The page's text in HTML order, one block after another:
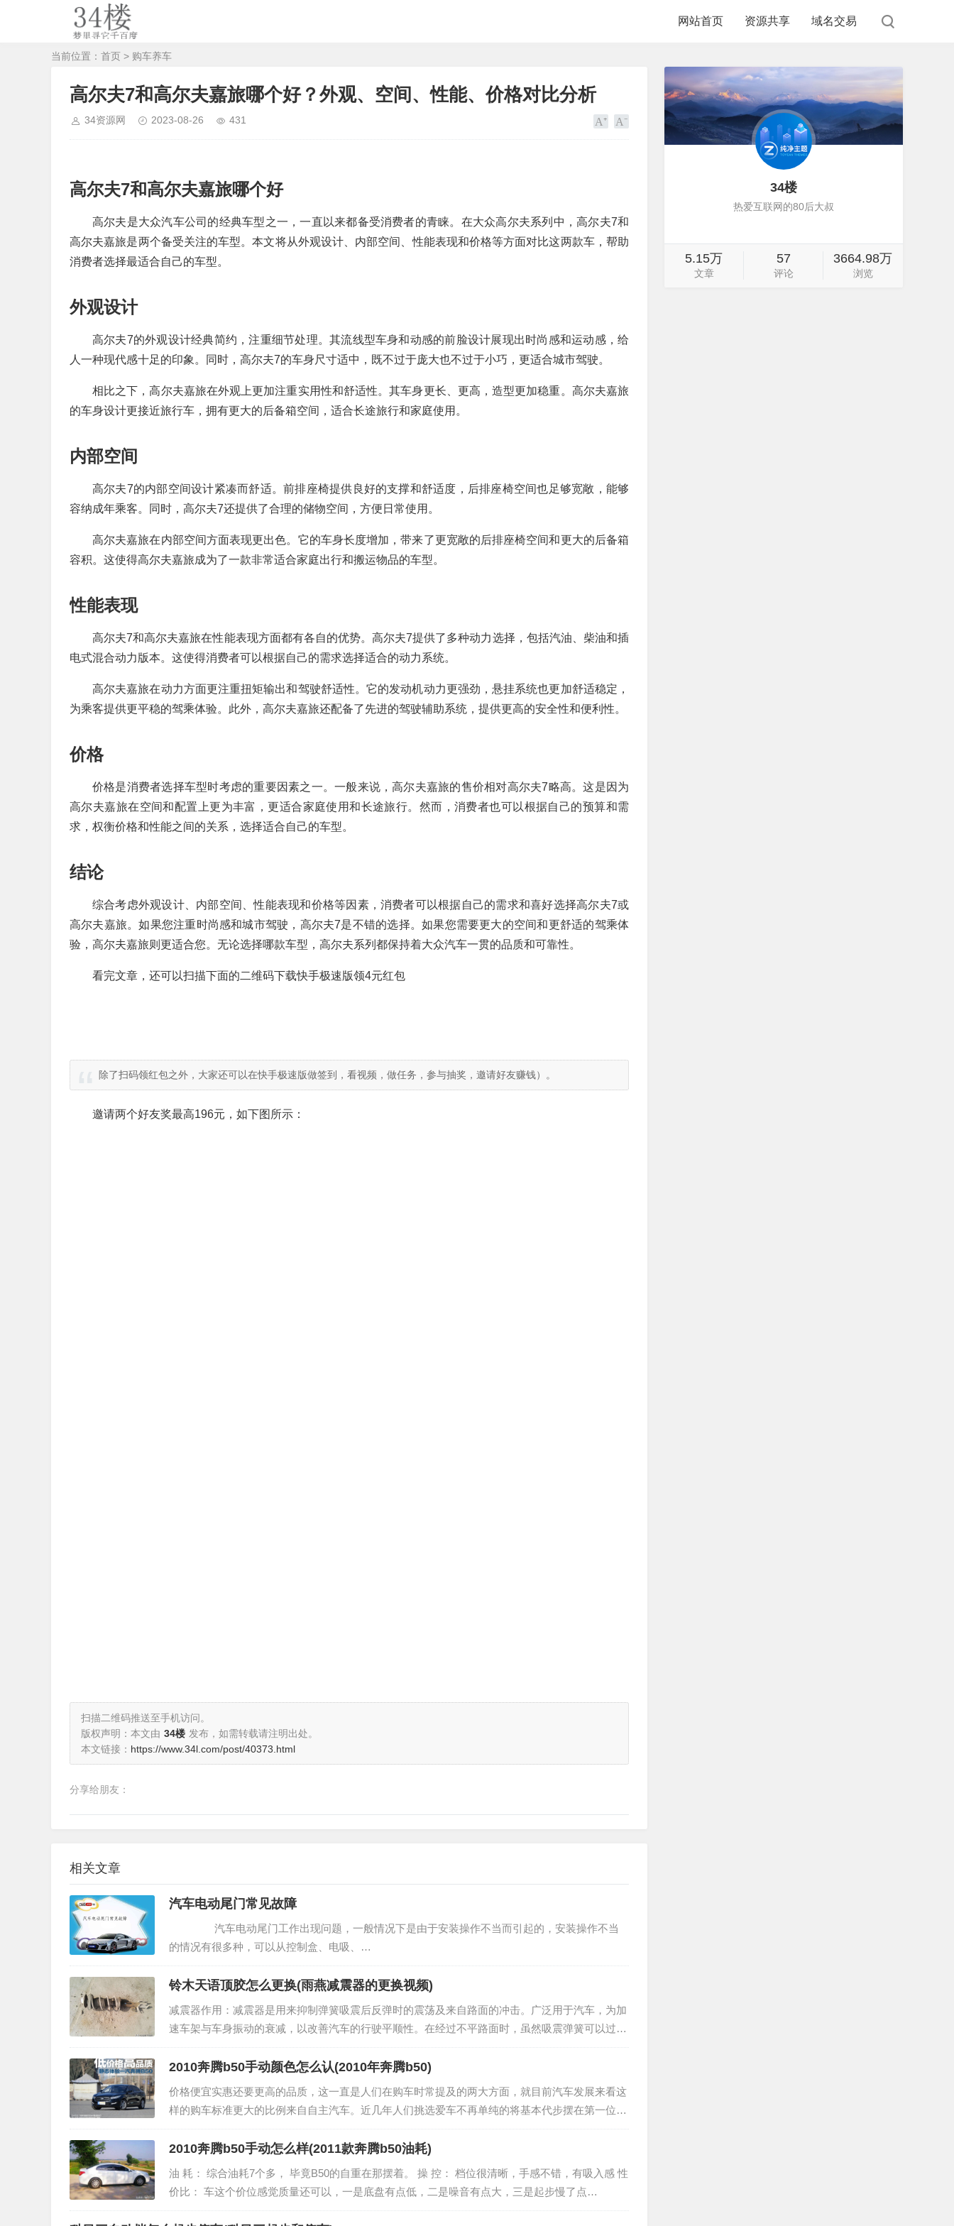
网站首页 资源共享 域名交易
当前位置： 首页 > 购车养车
高尔夫7和高尔夫嘉旅哪个好？外观、空间、性能、价格对比分析
34资源网 2023-08-26 431
高尔夫7和高尔夫嘉旅哪个好
高尔夫是大众汽车公司的经典车型之一，一直以来都备受消费者的青睐。在大众高尔夫系列中，高尔夫7和
高尔夫嘉旅是两个备受关注的车型。本文将从外观设计、内部空间、性能表现和价格等方面对比这两款车，帮助
消费者选择最适合自己的车型。
外观设计
高尔夫7的外观设计经典简约，注重细节处理。其流线型车身和动感的前脸设计展现出时尚感和运动感，给
人一种现代感十足的印象。同时，高尔夫7的车身尺寸适中，既不过于庞大也不过于小巧，更适合城市驾驶。
相比之下，高尔夫嘉旅在外观上更加注重实用性和舒适性。其车身更长、更高，造型更加稳重。高尔夫嘉旅
的车身设计更接近旅行车，拥有更大的后备箱空间，适合长途旅行和家庭使用。
内部空间
高尔夫7的内部空间设计紧凑而舒适。前排座椅提供良好的支撑和舒适度，后排座椅空间也足够宽敞，能够
容纳成年乘客。同时，高尔夫7还提供了合理的储物空间，方便日常使用。
高尔夫嘉旅在内部空间方面表现更出色。它的车身长度增加，带来了更宽敞的后排座椅空间和更大的后备箱
容积。这使得高尔夫嘉旅成为了一款非常适合家庭出行和搬运物品的车型。
性能表现
高尔夫7和高尔夫嘉旅在性能表现方面都有各自的优势。高尔夫7提供了多种动力选择，包括汽油、柴油和插
电式混合动力版本。这使得消费者可以根据自己的需求选择适合的动力系统。
高尔夫嘉旅在动力方面更注重扭矩输出和驾驶舒适性。它的发动机动力更强劲，悬挂系统也更加舒适稳定，
为乘客提供更平稳的驾乘体验。此外，高尔夫嘉旅还配备了先进的驾驶辅助系统，提供更高的安全性和便利性。
价格
价格是消费者选择车型时考虑的重要因素之一。一般来说，高尔夫嘉旅的售价相对高尔夫7略高。这是因为
高尔夫嘉旅在空间和配置上更为丰富，更适合家庭使用和长途旅行。然而，消费者也可以根据自己的预算和需
求，权衡价格和性能之间的关系，选择适合自己的车型。
结论
综合考虑外观设计、内部空间、性能表现和价格等因素，消费者可以根据自己的需求和喜好选择高尔夫7或
高尔夫嘉旅。如果您注重时尚感和城市驾驶，高尔夫7是不错的选择。如果您需要更大的空间和更舒适的驾乘体
验，高尔夫嘉旅则更适合您。无论选择哪款车型，高尔夫系列都保持着大众汽车一贯的品质和可靠性。
看完文章，还可以扫描下面的二维码下载快手极速版领4元红包
除了扫码领红包之外，大家还可以在快手极速版做签到，看视频，做任务，参与抽奖，邀请好友赚钱）。
邀请两个好友奖最高196元，如下图所示：
扫描二维码推送至手机访问。
版权声明：本文由 34楼 发布，如需转载请注明出处。
本文链接： https://www.34l.com/post/40373.html
分享给朋友：
相关文章
汽车电动尾门常见故障
汽车电动尾门工作出现问题，一般情况下是由于安装操作不当而引起的，安装操作不当
的情况有很多种，可以从控制盒、电吸、…
铃木天语顶胶怎么更换(雨燕减震器的更换视频)
减震器作用：减震器是用来抑制弹簧吸震后反弹时的震荡及来自路面的冲击。广泛用于汽车，为加
速车架与车身振动的衰减，以改善汽车的行驶平顺性。在经过不平路面时，虽然吸震弹簧可以过滤
路面的震动，但弹簧自身还会有往复运动，而减震器就是用来抑制这种弹簧跳…
2010奔腾b50手动颜色怎么认(2010年奔腾b50)
价格便宜实惠还要更高的品质，这一直是人们在购车时常提及的两大方面，就目前汽车发展来看这
样的购车标准更大的比例来自自主汽车。近几年人们挑选爱车不再单纯的将基本代步摆在第一位
时，对于整车时尚设计、人性化科技安全装备以及更温馨的内饰风格也有了更高…
2010奔腾b50手动怎么样(2011款奔腾b50油耗)
油 耗： 综合油耗7个多， 毕竟B50的自重在那摆着。 操 控： 档位很清晰，手感不错，有吸入感 性
价比： 车这个价位感觉质量还可以，一是底盘有点低，二是噪音有点大，三是起步慢了点…
34楼
热爱互联网的80后大叔
5.15万
文章
57
评论
3664.98万
浏览